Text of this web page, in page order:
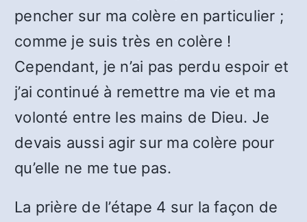
pencher sur ma colère en particulier ;
comme je suis très en colère !
Cependant, je n’ai pas perdu espoir et
j’ai continué à remettre ma vie et ma
volonté entre les mains de Dieu. Je
devais aussi agir sur ma colère pour
qu’elle ne me tue pas.
La prière de l’étape 4 sur la façon de